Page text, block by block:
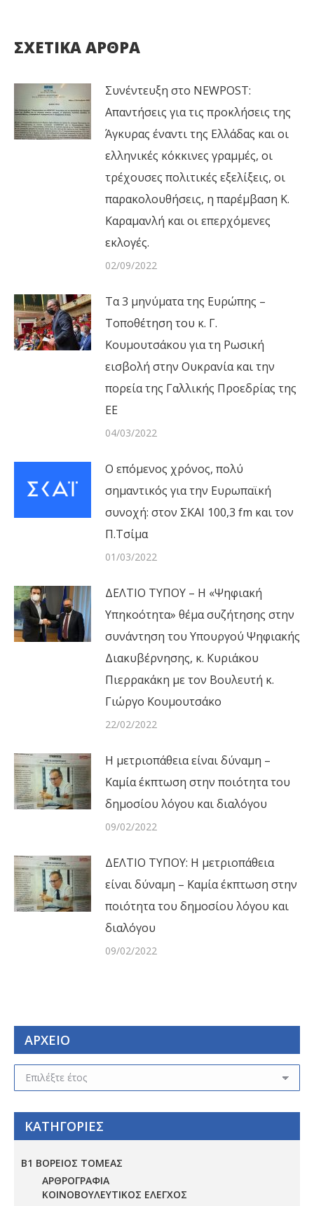
ΣΧΕΤΙΚΑ ΑΡΘΡΑ
Συνέντευξη στο NEWPOST:
Απαντήσεις για τις προκλήσεις της
Άγκυρας έναντι της Ελλάδας και οι
ελληνικές κόκκινες γραμμές, οι
τρέχουσες πολιτικές εξελίξεις, οι
παρακολουθήσεις, η παρέμβαση Κ.
Καραμανλή και οι επερχόμενες
εκλογές.
02/09/2022
Τα 3 μηνύματα της Ευρώπης –
Τοποθέτηση του κ. Γ.
Κουμουτσάκου για τη Ρωσική
εισβολή στην Ουκρανία και την
πορεία της Γαλλικής Προεδρίας της
ΕΕ
04/03/2022
Ο επόμενος χρόνος, πολύ
σημαντικός για την Ευρωπαϊκή
συνοχή: στον ΣΚΑΙ 100,3 fm και τον
Π.Τσίμα
01/03/2022
ΔΕΛΤΙΟ ΤΥΠΟΥ – Η «Ψηφιακή
Υπηκοότητα» θέμα συζήτησης στην
συνάντηση του Υπουργού Ψηφιακής
Διακυβέρνησης, κ. Κυριάκου
Πιερρακάκη με τον Βουλευτή κ.
Γιώργο Κουμουτσάκο
22/02/2022
Η μετριοπάθεια είναι δύναμη –
Καμία έκπτωση στην ποιότητα του
δημοσίου λόγου και διαλόγου
09/02/2022
ΔΕΛΤΙΟ ΤΥΠΟΥ: Η μετριοπάθεια
είναι δύναμη – Καμία έκπτωση στην
ποιότητα του δημοσίου λόγου και
διαλόγου
09/02/2022
ΑΡΧΕΙΟ
ΑΡΧΕΙΟ
ΚΑΤΗΓΟΡΙΕΣ
Β1 ΒΟΡΕΙΟΣ ΤΟΜΕΑΣ
ΑΡΘΡΟΓΡΑΦΙΑ
ΚΟΙΝΟΒΟΥΛΕΥΤΙΚΟΣ ΕΛΕΓΧΟΣ